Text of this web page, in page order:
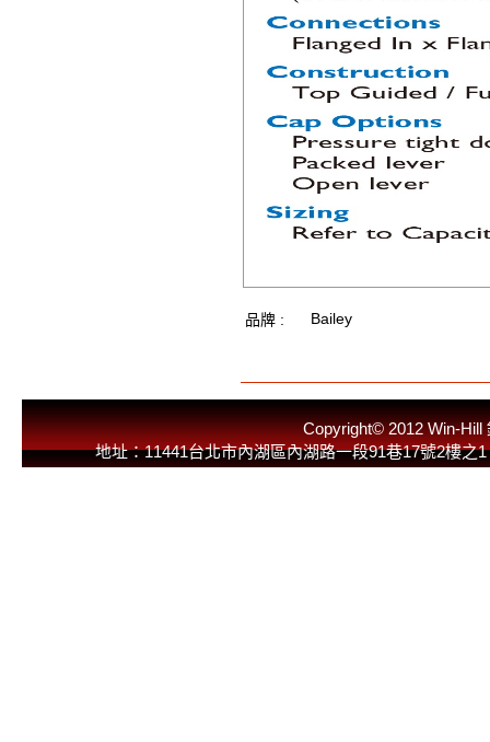
品牌 : Bailey
Copyright© 2012 Win-
地址：11441台北市內湖區內湖路一段91巷17號2樓